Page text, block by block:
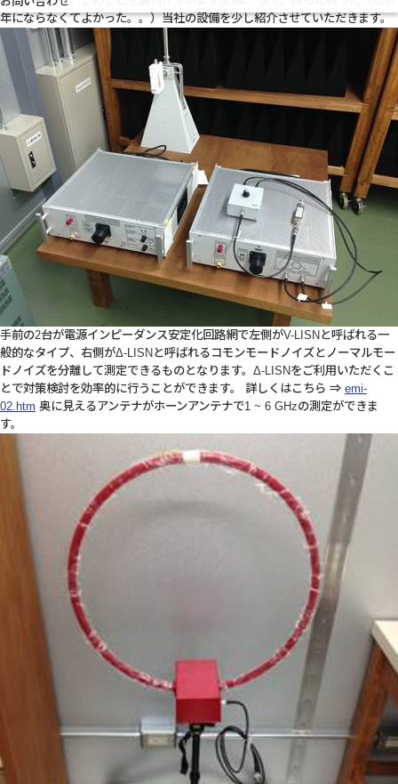
年にならなくてよかった。。）当社の設備を少し紹介させていただきます。
手前の2台が電源インピーダンス安定化回路網で左側がV-LISNと呼ばれる一
般的なタイプ、右側がΔ-LISNと呼ばれるコモンモードノイズとノーマルモー
ドノイズを分離して測定できるものとなります。Δ-LISNをご利用いただくこ
とで対策検討を効率的に行うことができます。 詳しくはこちら ⇒ emi-
02.htm 奥に見えるアンテナがホーンアンテナで1 ~ 6 GHzの測定ができま
す。